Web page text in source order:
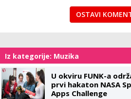
OSTAVI
Iz kategorije: Muzika
U okviru FUNK-a
prvi hakaton NASA
Apps Challenge